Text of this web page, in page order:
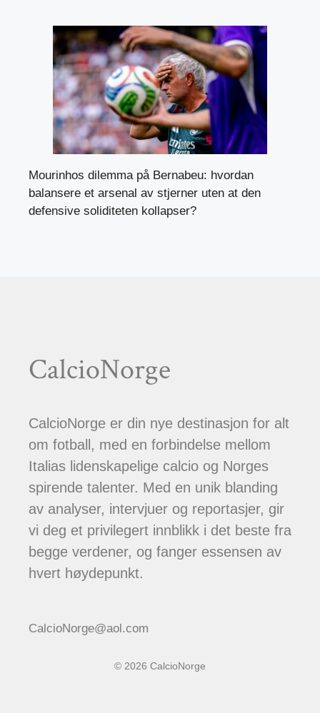
Mourinhos dilemma på Bernabeu: hvordan
balansere et arsenal av stjerner uten at den
defensive soliditeten kollapser?
CalcioNorge
CalcioNorge er din nye destinasjon for alt
om fotball, med en forbindelse mellom
Italias lidenskapelige calcio og Norges
spirende talenter. Med en unik blanding
av analyser, intervjuer og reportasjer, gir
vi deg et privilegert innblikk i det beste fra
begge verdener, og fanger essensen av
hvert høydepunkt.
CalcioNorge@aol.com
© 2026 CalcioNorge